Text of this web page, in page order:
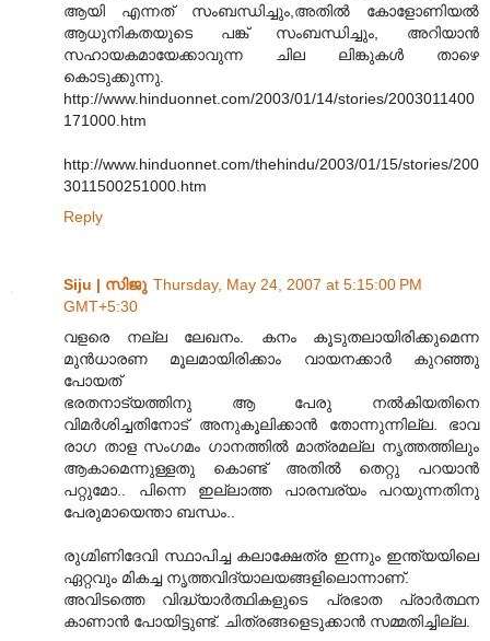
ആയി എന്നത് സംബന്ധിച്ചും,അതില്‍ കോളോണിയല്‍
ആധുനികതയുടെ പങ്ക് സംബന്ധിച്ചും, അറിയാന്‍
സഹായകമായേക്കാവുന്ന ചില ലിങ്കുകള്‍ താഴെ
കൊടുക്കുന്നു.
http://www.hinduonnet.com/2003/01/14/stories/2003011400
171000.htm
http://www.hinduonnet.com/thehindu/2003/01/15/stories/200
3011500251000.htm
Reply
Siju | സിജു Thursday, May 24, 2007 at 5:15:00 PM
GMT+5:30
വളരെ നല്ല ലേഖനം. കനം കൂടുതലായിരിക്കുമെന്ന
മുന്‍‌ധാരണ മൂലമായിരിക്കാം വായനക്കാര്‍ കുറഞ്ഞു
പോയത്
ഭരതനാട്യത്തിനു ആ പേരു നല്‍കിയതിനെ
വിമര്‍ശിച്ചതിനോട് അനുകൂലിക്കാന്‍ തോന്നുന്നില്ല. ഭാവ
രാഗ താള സംഗമം ഗാനത്തില്‍ മാത്രമല്ല നൃത്തത്തിലും
ആകാമെന്നുള്ളതു കൊണ്ട് അതില്‍ തെറ്റു പറയാന്‍
പറ്റുമോ.. പിന്നെ ഇല്ലാത്ത പാരമ്പര്യം പറയുന്നതിനു
പേരുമായെന്താ ബന്ധം..
രുഗ്മിണിദേവി സ്ഥാപിച്ച കലാക്ഷേത്ര ഇന്നും ഇന്ത്യയിലെ
ഏറ്റവും മികച്ച നൃത്തവിദ്യാലയങ്ങളിലൊന്നാണ്.
അവിടത്തെ വിദ്ധ്യാര്‍ത്ഥികളുടെ പ്രഭാത പ്രാര്‍ത്ഥന
കാണാന്‍ പോയിട്ടുണ്ട്. ചിത്രങ്ങളെടുക്കാന്‍ സമ്മതിച്ചില്ല.